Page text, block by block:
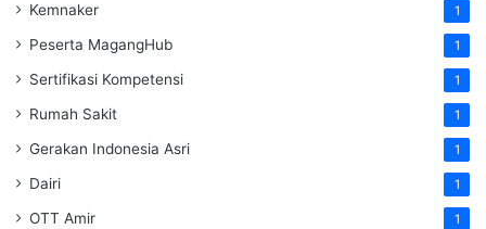
Kemnaker 1
Peserta MagangHub 1
Sertifikasi Kompetensi 1
Rumah Sakit 1
Gerakan Indonesia Asri 1
Dairi 1
OTT Amir 1